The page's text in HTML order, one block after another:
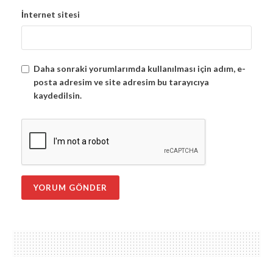
İnternet sitesi
Daha sonraki yorumlarımda kullanılması için adım, e-
posta adresim ve site adresim bu tarayıcıya
kaydedilsin.